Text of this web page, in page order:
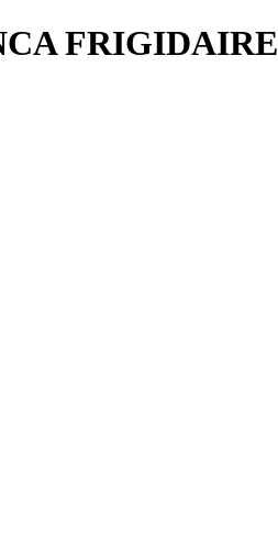
FRIGIDAIRE